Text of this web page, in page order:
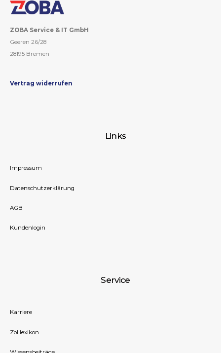
ZOBA Service & IT GmbH
Geeren 26/28
28195 Bremen
Vertrag widerrufen
Links
Impressum
Datenschutzerklärung
AGB
Kundenlogin
Service
Karriere
Zolllexikon